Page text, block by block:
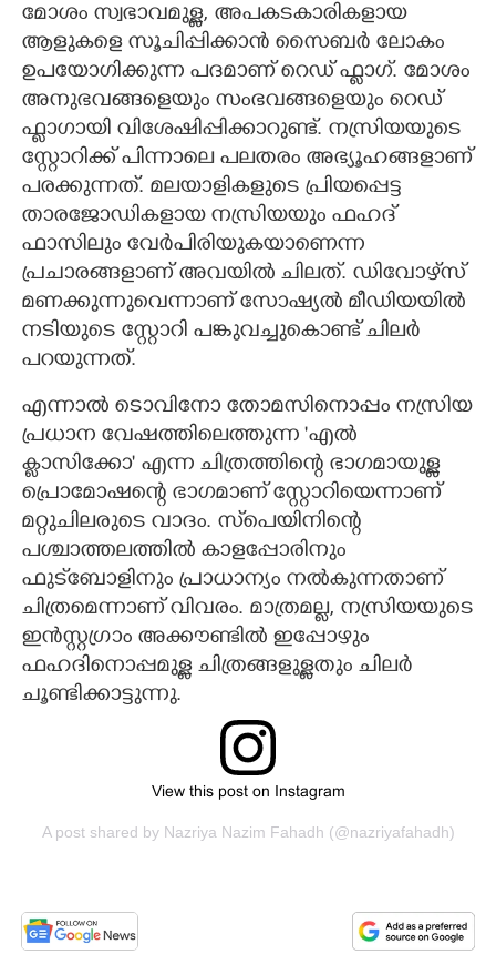
മോശം സ്വഭാവമുള്ള, അപകടകാരികളായ
ആളുകളെ സൂചിപ്പിക്കാൻ സൈബർ ലോകം
ഉപയോഗിക്കുന്ന പദമാണ് റെഡ് ഫ്ളാഗ്. മോശം
അനുഭവങ്ങളെയും സംഭവങ്ങളെയും റെഡ്
ഫ്ളാഗായി വിശേഷിപ്പിക്കാറുണ്ട്. നസ്രിയയുടെ
സ്റ്റോറിക്ക് പിന്നാലെ പലതരം അഭ്യൂഹങ്ങളാണ്
പരക്കുന്നത്. മലയാളികളുടെ പ്രിയപ്പെട്ട
താരജോഡികളായ നസ്രിയയും ഫഹദ്
ഫാസിലും വേർപിരിയുകയാണെന്ന
പ്രചാരങ്ങളാണ് അവയിൽ ചിലത്. ഡിവോഴ്‌സ്
മണക്കുന്നുവെന്നാണ് സോഷ്യൽ മീഡിയയിൽ
നടിയുടെ സ്റ്റോറി പങ്കുവച്ചുകൊണ്ട് ചിലർ
പറയുന്നത്.
എന്നാൽ ടൊവിനോ തോമസിനൊപ്പം നസ്രിയ
പ്രധാന വേഷത്തിലെത്തുന്ന 'എൽ
ക്ളാസിക്കോ' എന്ന ചിത്രത്തിന്റെ ഭാഗമായുള്ള
പ്രൊമോഷന്റെ ഭാഗമാണ് സ്റ്റോറിയെന്നാണ്
മറ്റുചിലരുടെ വാദം. സ്‌പെയിനിന്റെ
പശ്ചാത്തലത്തിൽ കാളപ്പോരിനും
ഫുട്‌ബോളിനും പ്രാധാന്യം നൽകുന്നതാണ്
ചിത്രമെന്നാണ് വിവരം. മാത്രമല്ല, നസ്രിയയുടെ
ഇൻസ്റ്റഗ്രാം അക്കൗണ്ടിൽ ഇപ്പോഴും
ഫഹദിനൊപ്പമുള്ള ചിത്രങ്ങളുള്ളതും ചിലർ
ചൂണ്ടിക്കാട്ടുന്നു.
View this post on Instagram
A post shared by Nazriya Nazim Fahadh (@nazriyafahadh)